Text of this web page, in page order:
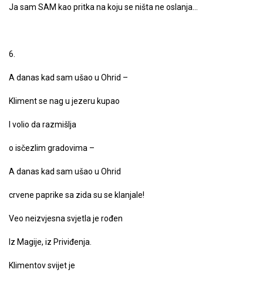
Ja sam SAM kao pritka na koju se ništa ne oslanja…
6.
A danas kad sam ušao u Ohrid –
Kliment se nag u jezeru kupao
I volio da razmišlja
o isčezlim gradovima –
A danas kad sam ušao u Ohrid
crvene paprike sa zida su se klanjale!
Veo neizvjesna svjetla je rođen
Iz Magije, iz Priviđenja.
Klimentov svijet je